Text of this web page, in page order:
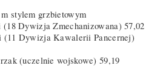
stylem grzbietowym
Dywizja Zmechanizowana) 57,02
(11 Dywizja Kawalerii Pancernej)
(uczelnie wojskowe) 59,19